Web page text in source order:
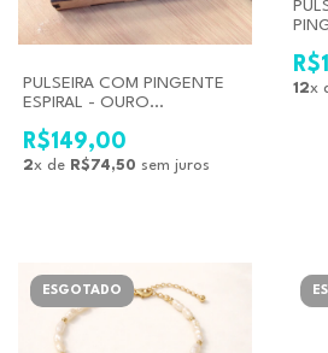
PULSEIRA COM PINGENTE
ESPIRAL - OURO
R$149,00
2x de R$74,50 sem juros
12x
ESGOTADO